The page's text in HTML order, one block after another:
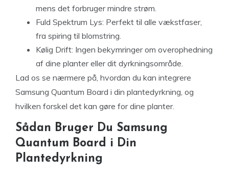
mens det forbruger mindre strøm.
Fuld Spektrum Lys: Perfekt til alle vækstfaser,
fra spiring til blomstring.
Kølig Drift: Ingen bekymringer om overophedning
af dine planter eller dit dyrkningsområde.
Lad os se nærmere på, hvordan du kan integrere
Samsung Quantum Board i din plantedyrkning, og
hvilken forskel det kan gøre for dine planter.
Sådan Bruger Du Samsung
Quantum Board i Din
Plantedyrkning